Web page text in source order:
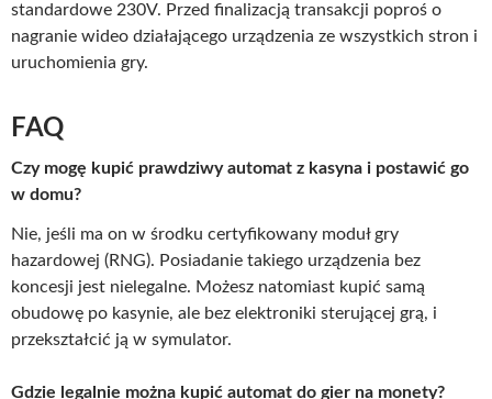
standardowe 230V. Przed finalizacją transakcji poproś o
nagranie wideo działającego urządzenia ze wszystkich stron i
uruchomienia gry.
FAQ
Czy mogę kupić prawdziwy automat z kasyna i postawić go
w domu?
Nie, jeśli ma on w środku certyfikowany moduł gry
hazardowej (RNG). Posiadanie takiego urządzenia bez
koncesji jest nielegalne. Możesz natomiast kupić samą
obudowę po kasynie, ale bez elektroniki sterującej grą, i
przekształcić ją w symulator.
Gdzie legalnie można kupić automat do gier na monety?